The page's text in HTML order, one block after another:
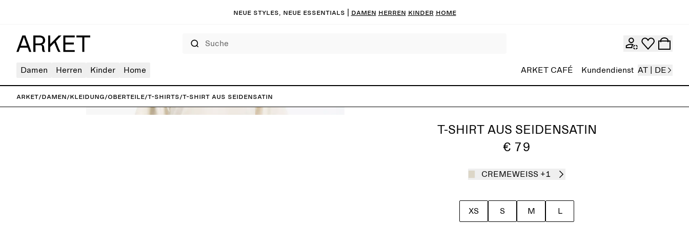
Neue Styles, neue Essentials | DAMEN HERREN KINDER HOME
Damen Herren Kinder Home ARKET CAFÉ Kundendienst AT | DE
ARKET/Damen/Kleidung/Oberteile/T-Shirts/T-Shirt aus Seidensatin
T-SHIRT AUS SEIDENSATIN
€ 79
CREMEWEISS +1
XS S M L